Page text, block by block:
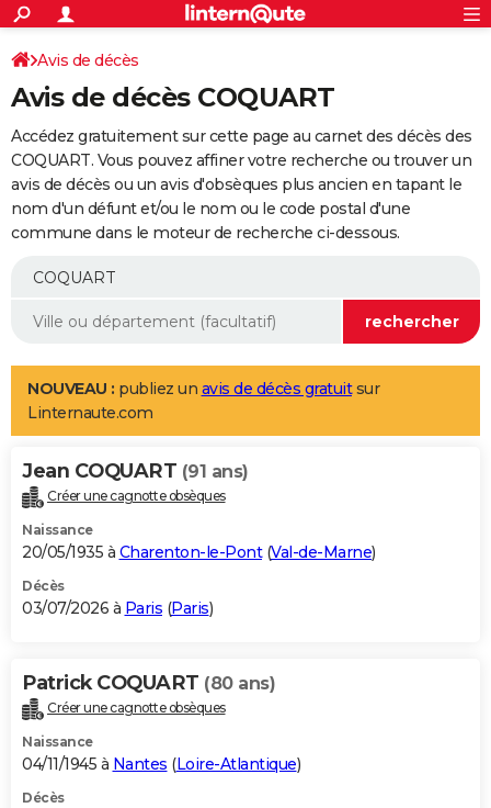
ACTUALITÉS
Politique
Société
Faits Divers
Education
Monde
Villes
+
SPORT
Coupe du monde 2026
Football
Tennis
Cyclisme
Rugby
Forum
Programme TV
TNT
Streaming
Cinéma
Sorties cinéma
Musique
+
FINANCE
Retraite
Epargne
Immobilier
Risques naturels par ville
Banque
Assurance
AUTO
Essais
Réserver un essai
Citadines
Berlines
SUV
Forum auto
+
Mobiles
Meilleur smartphone
Internet
Ordinateurs
Jeux vidéo
Guide high-tech
Aménagement intérieur
LIFESTYLE
Art de vivre
Bien-être
Loisirs
Mode
Modes de vie
Alimentation
Guide de la santé
Maladies
Médicaments
Sommeil
VOYAGE
Destinations
City break
Voyage nature
Voyage de noces
Forum
Climat
+PHOTO
GUIDES D'ACHAT
BONS PLANS
Carte de Noël
Carte Bonne année
Carte Saint-Valentin
Carte Pâques
Carte d'anniversaire
DICTIONNAIRE
Dictionnaire
Biographies
Citations
Expressions
Proverbes
PROGRAMME TV
Avis de décès
Avis de décès COQUART
Accédez gratuitement sur cette page au carnet des décès des
COQUART. Vous pouvez affiner votre recherche ou trouver un
avis de décès ou un avis d'obsèques plus ancien en tapant le
nom d'un défunt et/ou le nom ou le code postal d'une
commune dans le moteur de recherche ci-dessous.
NOUVEAU : publiez un avis de décès gratuitsur
Linternaute.com
Jean COQUART (91 ans)
Créer une cagnotte obsèques
Naissance
20/05/1935 à Charenton-le-Pont(Val-de-Marne)
Décès
03/07/2026 à Paris (Paris)
Patrick COQUART (80 ans)
Créer une cagnotte obsèques
Naissance
04/11/1945 à Nantes (Loire-Atlantique)
Décès